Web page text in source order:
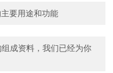
要用途和功能
成资料，我们已经为你